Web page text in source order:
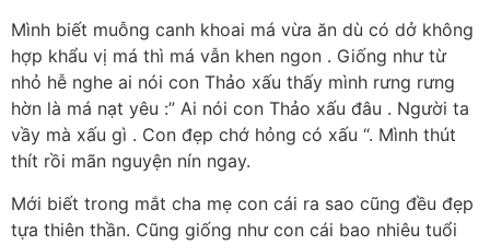
Mình biết muỗng canh khoai má vừa ăn dù có dở không
hợp khẩu vị má thì má vẫn khen ngon . Giống như từ
nhỏ hễ nghe ai nói con Thảo xấu thấy mình rưng rưng
hờn là má nạt yêu :” Ai nói con Thảo xấu đâu . Người ta
vầy mà xấu gì . Con đẹp chớ hỏng có xấu “. Mình thút
thít rồi mãn nguyện nín ngay.
Mới biết trong mắt cha mẹ con cái ra sao cũng đều đẹp
tựa thiên thần. Cũng giống như con cái bao nhiêu tuổi